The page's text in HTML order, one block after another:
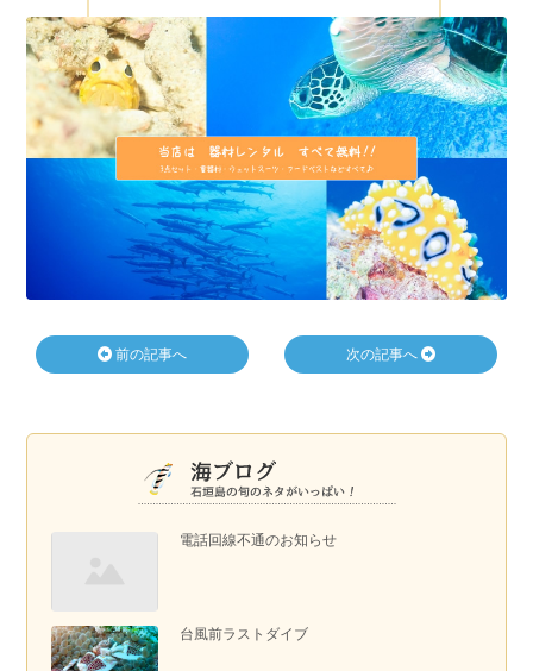
電話回線不通のお知らせ
台風前ラストダイブ
前の記事へ 次の記事へ